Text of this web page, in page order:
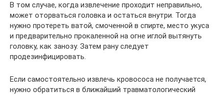
В том случае, когда извлечение проходит неправильно,
может оторваться головка и остаться внутри. Тогда
нужно протереть ватой, смоченной в спирте, место укуса
и предварительно прокаленной на огне иглой вытянуть
головку, как занозу. Затем рану следует
продезинфицировать.
Если самостоятельно извлечь кровососа не получается,
нужно обратиться в ближайший травматологический